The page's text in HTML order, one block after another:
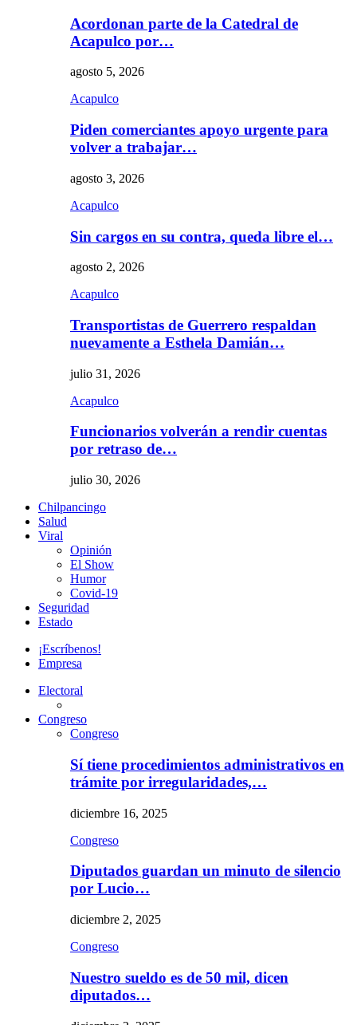
Acordonan parte de la Catedral de
Acapulco por…
agosto 5, 2026
Acapulco
Piden comerciantes apoyo urgente para
volver a trabajar…
agosto 3, 2026
Acapulco
Sin cargos en su contra, queda libre el…
agosto 2, 2026
Acapulco
Transportistas de Guerrero respaldan
nuevamente a Esthela Damián…
julio 31, 2026
Acapulco
Funcionarios volverán a rendir cuentas
por retraso de…
julio 30, 2026
Chilpancingo
Salud
Viral
Opinión
El Show
Humor
Covid-19
Seguridad
Estado
¡Escríbenos!
Empresa
Electoral
Congreso
Congreso
Sí tiene procedimientos administrativos en
trámite por irregularidades,…
diciembre 16, 2025
Congreso
Diputados guardan un minuto de silencio
por Lucio…
diciembre 2, 2025
Congreso
Nuestro sueldo es de 50 mil, dicen
diputados…